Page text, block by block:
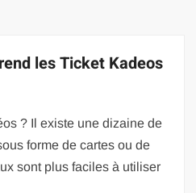
les Ticket Kadeos
? Il existe une dizaine de
forme de cartes ou de
sont plus faciles à utiliser